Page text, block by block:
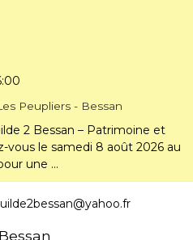
Peupliers - Bessan
2 Bessan – Patrimoine et
vous le samedi 8 août 2026 au
une ...